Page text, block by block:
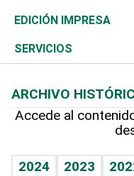
Caribe
Resto del mundo
Global y variable
Economía personal
Novedades
Podcast Arte Libre
Hablando con el
Vida y familia
Olimpismo
Más deportes
Línea de hit
TBT Deportivo
Noticiero Poteleche
Columnistas
Más firmas
Martes de tecnología
Cambio climático
Deportes
Opinión
Hecho en casa
Guía del dinero
EDICIÓN IMPRESA
SERVICIOS
Cumpleaños
Horóscopos
ARCHIVO
Accede al
2024 2023